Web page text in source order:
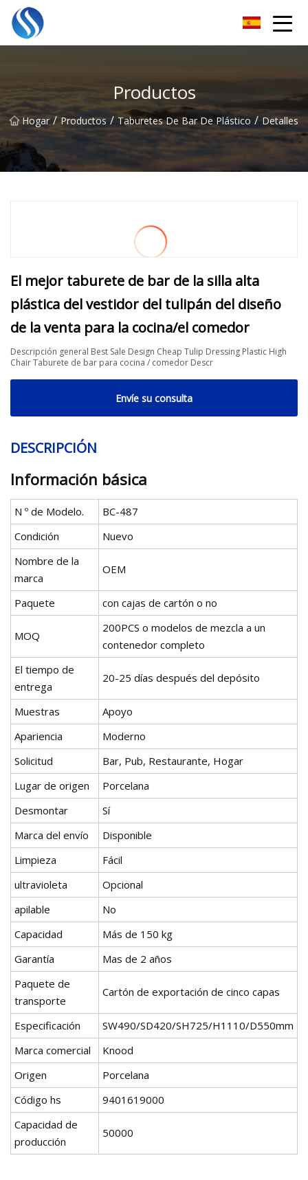
Productos
Hogar / Productos / Taburetes De Bar De Plástico / Detalles
El mejor taburete de bar de la silla alta
plástica del vestidor del tulipán del diseño
de la venta para la cocina/el comedor
Descripción general Best Sale Design Cheap Tulip Dressing Plastic High
Chair Taburete de bar para cocina / comedor Descr
Envíe su consulta
DESCRIPCIÓN
Información básica
N º de Modelo.
BC-487
Condición
Nuevo
Nombre de la
marca
OEM
Paquete con cajas de cartón o no
MOQ
200PCS o modelos de mezcla a un
contenedor completo
El tiempo de
entrega
20-25 días después del depósito
Muestras
Apoyo
Apariencia
Moderno
Solicitud
Bar, Pub, Restaurante, Hogar
Lugar de origen
Porcelana
Desmontar
Sí
Marca del envío
Disponible
Limpieza
Fácil
ultravioleta
Opcional
apilable
No
Capacidad
Más de 150 kg
Garantía
Mas de 2 años
Paquete de
transporte
Cartón de exportación de cinco capas
Especificación
SW490/SD420/SH725/H1110/D550mm
Marca comercial
Knood
Origen
Porcelana
Código hs
9401619000
Capacidad de
producción
50000